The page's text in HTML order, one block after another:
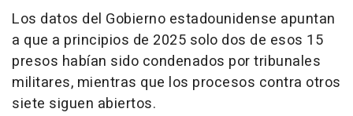
Los datos del Gobierno estadounidense apuntan
a que a principios de 2025 solo dos de esos 15
presos habían sido condenados por tribunales
militares, mientras que los procesos contra otros
siete siguen abiertos.